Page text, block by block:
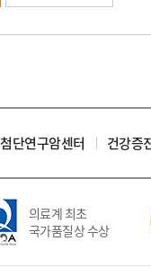
첨단연구암센터 건강증
의료계 최초
국가품질상 수상